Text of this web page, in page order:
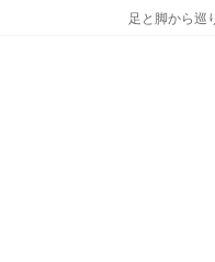
足と脚から巡